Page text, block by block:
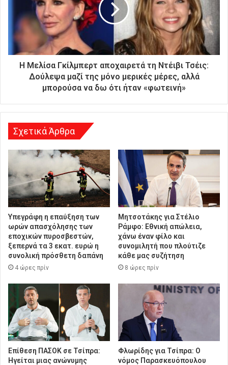
η
Η Μελίσα Γκίλμπερτ αποχαιρετά τη Ντέιβι Τσέις:
Δούλεψα μαζί της μόνο μερικές μέρες, αλλά
μπορούσα να δω ότι ήταν «φωτεινή»
Σχετικά Άρθρα
Υπεγράφη η επαύξηση των
ωρών απασχόλησης των
εποχικών πυροσβεστών,
ξεπερνά τα 3 εκατ. ευρώ η
συνολική πρόσθετη δαπάνη
4 ώρες πρίν
Μητσοτάκης για Στέλιο
Ράμφο: Εθνική απώλεια,
χάνω έναν φίλο και
συνομιλητή που πλούτιζε
κάθε μας συζήτηση
8 ώρες πρίν
Επίθεση ΠΑΣΟΚ σε Τσίπρα:
Ηγείται μιας ανώνυμης
Φλωρίδης για Τσίπρα: Ο
νόμος Παρασκευόπουλου